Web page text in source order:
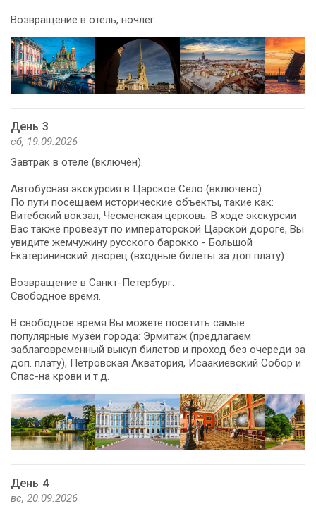
Возвращение в отель, ночлег.
День 3
сб, 19.09.2026
Завтрак в отеле (включен).
Автобусная экскурсия в Царское Село (включено).
По пути посещаем исторические объекты, такие как:
Витебский вокзал, Чесменская церковь. В ходе экскурсии
Вас также провезут по императорской Царской дороге, Вы
увидите жемчужину русского барокко - Большой
Екатерининский дворец (входные билеты за доп плату).
Возвращение в Санкт-Петербург.
Свободное время.
В свободное время Вы можете посетить самые
популярные музеи города: Эрмитаж (предлагаем
заблаговременный выкуп билетов и проход без очереди за
доп. плату), Петровская Акватория, Исаакиевский Собор и
Спас-на крови и т.д.
День 4
вс, 20.09.2026